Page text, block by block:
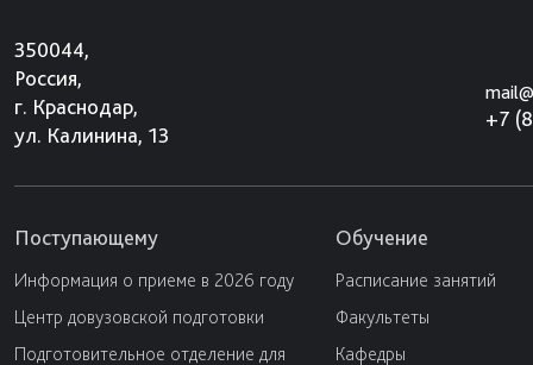
350044,
Россия,
г. Краснодар,
ул. Калинина, 13
+7
Поступающему
Информация о приеме в 2026 году
Центр довузовской подготовки
Подготовительное отделение для
Обучение
Расписание занятий
Факультеты
Кафедры